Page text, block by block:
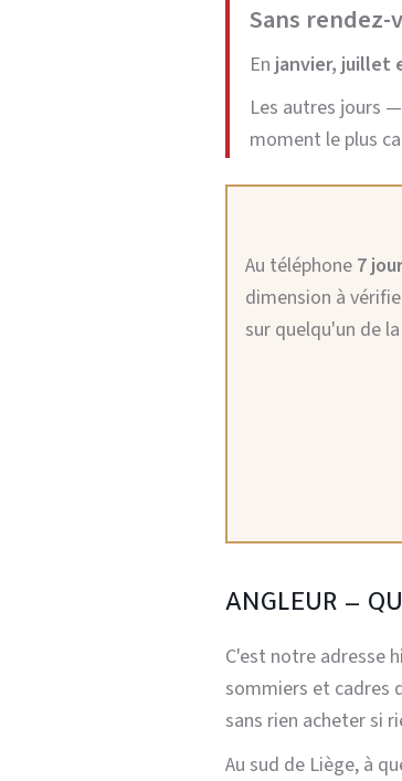
Sans rendez-
En janvier, juillet
Les autres jours
moment le plus
Au téléphone 7
dimension à
sur quelqu'un de
ANGLEUR —
C'est notre adresse
sommiers et cadres
sans rien acheter si
Au sud de Liège, à